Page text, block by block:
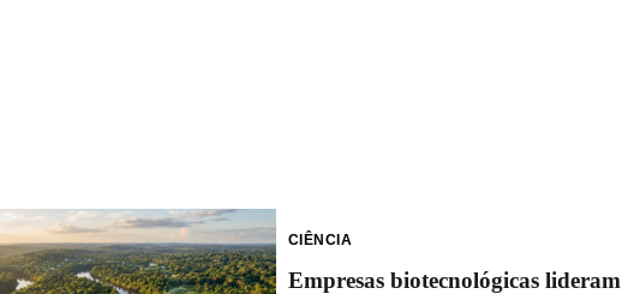
CIÊNCIA
Empresas biotecnológicas lideram